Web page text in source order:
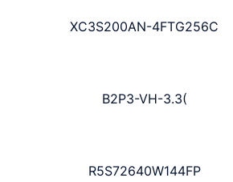
XC3S200AN-4FTG256C
B2P3-VH-3.3(
R5S72640W144FP